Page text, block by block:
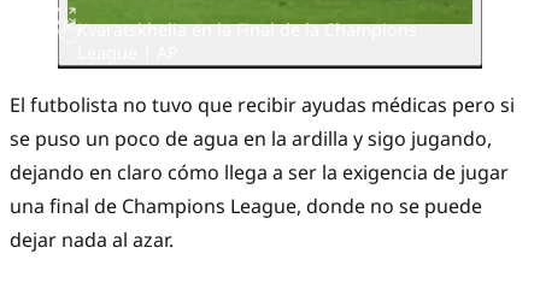
Kvaratskhelia en la Final de la Champions
El futbolista no tuvo que recibir ayudas médicas pero si
se puso un poco de agua en la ardilla y sigo jugando,
dejando en claro cómo llega a ser la exigencia de jugar
una final de Champions League, donde no se puede
dejar nada al azar.